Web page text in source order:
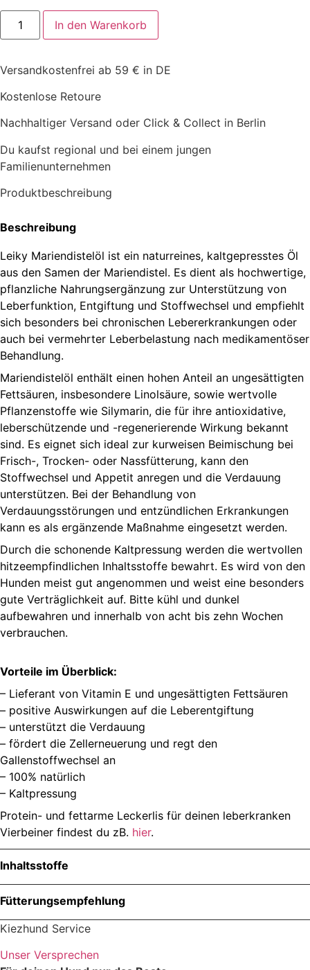
Leiky
Mariendistelöl
In den Warenkorb
Versandkostenfrei ab 59 € in DE
Kostenlose Retoure
Nachhaltiger Versand oder Click & Collect in Berlin
Du kaufst regional und bei einem jungen
Familienunternehmen
Produktbeschreibung
Beschreibung
Leiky Mariendistelöl ist ein naturreines, kaltgepresstes Öl
aus den Samen der Mariendistel. Es dient als hochwertige,
pflanzliche Nahrungsergänzung zur Unterstützung von
Leberfunktion, Entgiftung und Stoffwechsel und empfiehlt
sich besonders bei chronischen Lebererkrankungen oder
auch bei vermehrter Leberbelastung nach medikamentöser
Behandlung.
Mariendistelöl enthält einen hohen Anteil an ungesättigten
Fettsäuren, insbesondere Linolsäure, sowie wertvolle
Pflanzenstoffe wie Silymarin, die für ihre antioxidative,
leberschützende und -regenerierende Wirkung bekannt
sind. Es eignet sich ideal zur kurweisen Beimischung bei
Frisch-, Trocken- oder Nassfütterung, kann den
Stoffwechsel und Appetit anregen und die Verdauung
unterstützen. Bei der Behandlung von
Verdauungsstörungen und entzündlichen Erkrankungen
kann es als ergänzende Maßnahme eingesetzt werden.
Durch die schonende Kaltpressung werden die wertvollen
hitzeempfindlichen Inhaltsstoffe bewahrt. Es wird von den
Hunden meist gut angenommen und weist eine besonders
gute Verträglichkeit auf. Bitte kühl und dunkel
aufbewahren und innerhalb von acht bis zehn Wochen
verbrauchen.
Vorteile im Überblick:
– Lieferant von Vitamin E und ungesättigten Fettsäuren
– positive Auswirkungen auf die Leberentgiftung
– unterstützt die Verdauung
– fördert die Zellerneuerung und regt den
Gallenstoffwechsel an
– 100% natürlich
– Kaltpressung
Protein- und fettarme Leckerlis für deinen leberkranken
Vierbeiner findest du zB. hier.
Inhaltsstoffe
Zutaten
Fütterungsempfehlung
Körpergewicht des Hundes
Kiezhund Service
Unser Versprechen